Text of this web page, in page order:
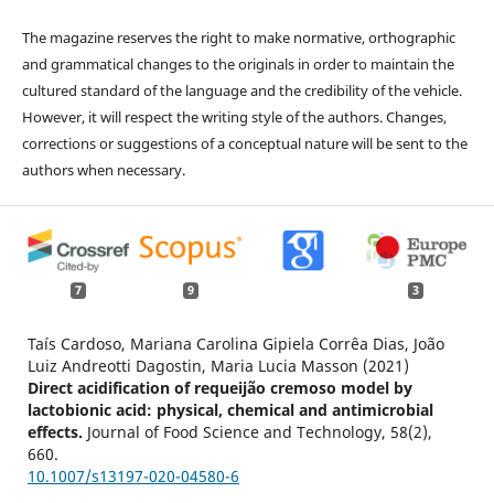
The magazine reserves the right to make normative, orthographic
and grammatical changes to the originals in order to maintain the
cultured standard of the language and the credibility of the vehicle.
However, it will respect the writing style of the authors. Changes,
corrections or suggestions of a conceptual nature will be sent to the
authors when necessary.
7 9 3
Taís Cardoso, Mariana Carolina Gipiela Corrêa Dias, João
Luiz Andreotti Dagostin, Maria Lucia Masson (2021)
Direct acidification of requeijão cremoso model by
lactobionic acid: physical, chemical and antimicrobial
effects. Journal of Food Science and Technology, 58(2),
660.
10.1007/s13197-020-04580-6